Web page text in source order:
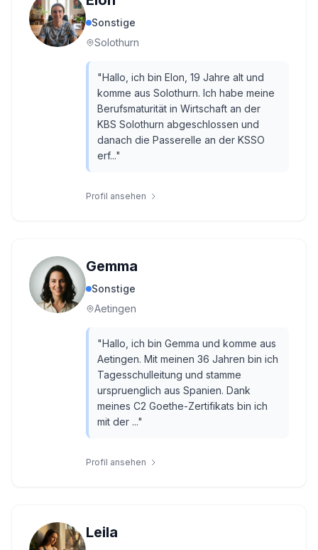
Sonstige
Solothurn
"Hallo, ich bin Elon, 19 Jahre alt und
komme aus Solothurn. Ich habe meine
Berufsmaturität in Wirtschaft an der
KBS Solothurn abgeschlossen und
danach die Passerelle an der KSSO
erf..."
Profil ansehen
Gemma
Sonstige
Aetingen
"Hallo, ich bin Gemma und komme aus
Aetingen. Mit meinen 36 Jahren bin ich
Tagesschulleitung und stamme
urspruenglich aus Spanien. Dank
meines C2 Goethe-Zertifikats bin ich
mit der ..."
Profil ansehen
Leila